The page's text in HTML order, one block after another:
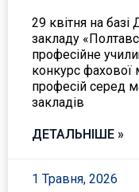
29 квітня на
закладу
професійне
конкурс фахової
професій серед
закладів
ДЕТАЛЬНІШЕ »
1 Травня, 2026